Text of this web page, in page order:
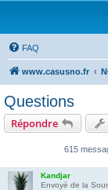
FAQ
www.casusno.fr
Questions
Répondre
615
Kandjar
Envoyé de la